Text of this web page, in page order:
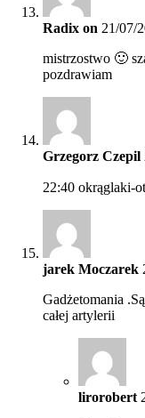
Radix on 21/07/
mistrzostwo 🙂
pozdrawiam
Grzegorz Czepil
22:40 okrąglaki-
jarek Moczarek
Gadżetomania
całej artylerii
lirorobert